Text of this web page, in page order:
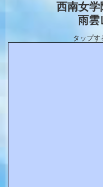
西南女
雨雲
タップす